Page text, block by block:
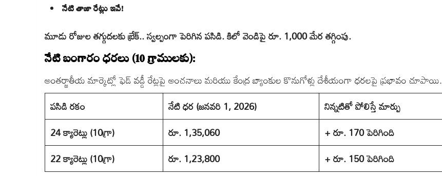
నేటి తాజా రేట్లు ఇవే!
మూడు రోజుల తగ్గుదలకు బ్రేక్.. స్వల్పంగా పెరిగిన పసిడి. కిలో వెండిపై రూ. 1,000 మేర తగ్గింపు.
నేటి బంగారం ధరలు (10 గ్రాములకు):
అంతర్జాతీయ మార్కెట్లో ఫెడ్ వడ్డీ రేట్లపై అంచనాలు మరియు కేంద్ర బ్యాంకుల కొనుగోళ్లు దేశీయంగా ధరలపై ప్రభావం చూపాయి.
పసిడి రకం
నేటి ధర (జనవరి 1, 2026)
నిన్నటితో పోలిస్తే మార్పు
24 క్యారెట్లు (10గ్రా)
రూ. 1,35,060
+ రూ. 170 పెరిగింది
22 క్యారెట్లు (10గ్రా)
రూ. 1,23,800 + రూ. 150 పెరిగింది